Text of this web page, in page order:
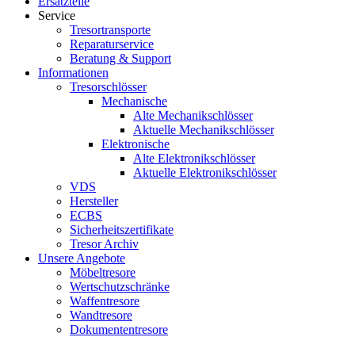
Service
Tresortransporte
Reparaturservice
Beratung & Support
Informationen
Tresorschlösser
Mechanische
Alte Mechanikschlösser
Aktuelle Mechanikschlösser
Elektronische
Alte Elektronikschlösser
Aktuelle Elektronikschlösser
VDS
Hersteller
ECBS
Sicherheitszertifikate
Tresor Archiv
Unsere Angebote
Möbeltresore
Wertschutzschränke
Waffentresore
Wandtresore
Dokumententresore